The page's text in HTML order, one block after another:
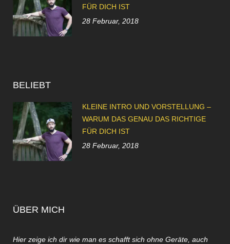
FÜR DICH IST
28 Februar, 2018
BELIEBT
KLEINE INTRO UND VORSTELLUNG –
WARUM DAS GENAU DAS RICHTIGE
FÜR DICH IST
28 Februar, 2018
ÜBER MICH
Hier zeige ich dir wie man es schafft sich ohne Geräte, auch